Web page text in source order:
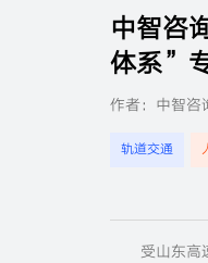
中智咨
体系”
作者：中智咨
轨道交通
受山东